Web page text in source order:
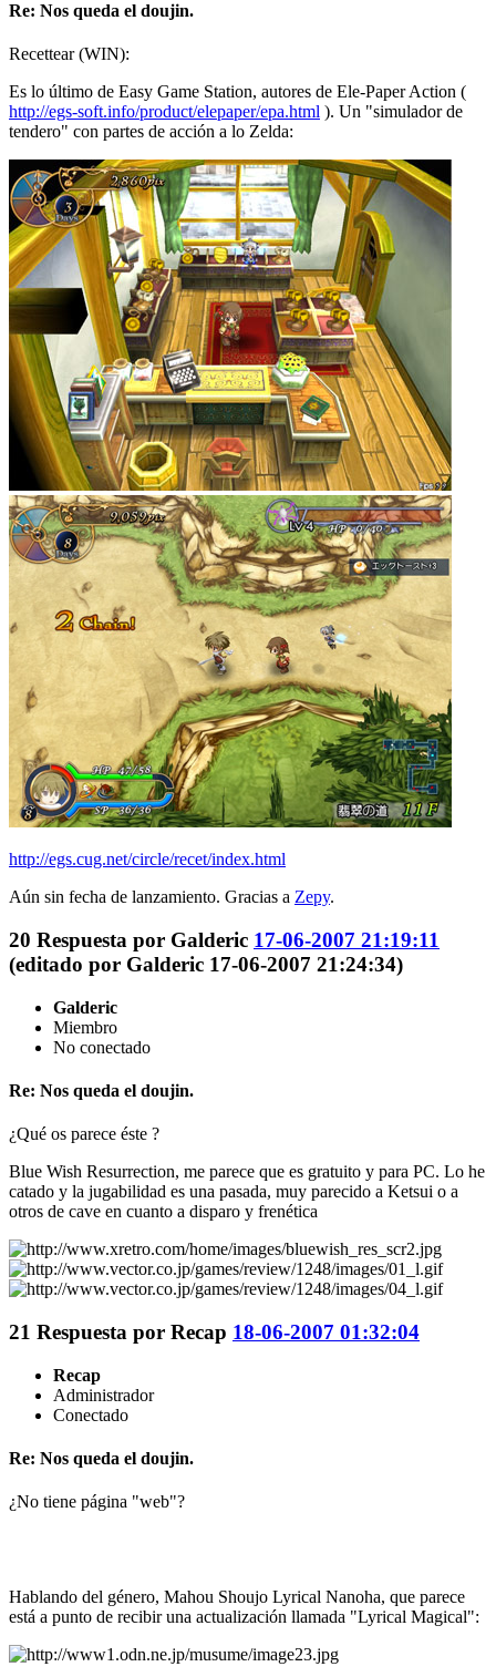
Re: Nos queda el doujin.
Recettear (WIN):
Es lo último de Easy Game Station, autores de Ele-Paper Action (
http://egs-soft.info/product/elepaper/epa.html ). Un "simulador de
tendero" con partes de acción a lo Zelda:
http://egs.cug.net/circle/recet/index.html
Aún sin fecha de lanzamiento. Gracias a Zepy.
20 Respuesta por Galderic 17-06-2007 21:19:11
(editado por Galderic 17-06-2007 21:24:34)
Galderic
Miembro
No conectado
Re: Nos queda el doujin.
¿Qué os parece éste ?
Blue Wish Resurrection, me parece que es gratuito y para PC. Lo he
catado y la jugabilidad es una pasada, muy parecido a Ketsui o a
otros de cave en cuanto a disparo y frenética
21 Respuesta por Recap 18-06-2007 01:32:04
Recap
Administrador
Conectado
Re: Nos queda el doujin.
¿No tiene página "web"?
Hablando del género, Mahou Shoujo Lyrical Nanoha, que parece
está a punto de recibir una actualización llamada "Lyrical Magical":